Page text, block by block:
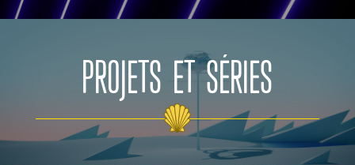
PROJETS ET SÉRIES